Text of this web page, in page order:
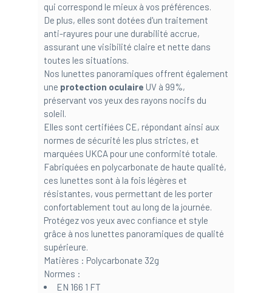
qui correspond le mieux à vos préférences.
De plus, elles sont dotées d'un traitement
anti-rayures pour une durabilité accrue,
assurant une visibilité claire et nette dans
toutes les situations.
Nos lunettes panoramiques offrent également
une protection oculaire UV à 99%,
préservant vos yeux des rayons nocifs du
soleil.
Elles sont certifiées CE, répondant ainsi aux
normes de sécurité les plus strictes, et
marquées UKCA pour une conformité totale.
Fabriquées en polycarbonate de haute qualité,
ces lunettes sont à la fois légères et
résistantes, vous permettant de les porter
confortablement tout au long de la journée.
Protégez vos yeux avec confiance et style
grâce à nos lunettes panoramiques de qualité
supérieure.
Matières : Polycarbonate 32g
Normes :
EN 166 1 FT